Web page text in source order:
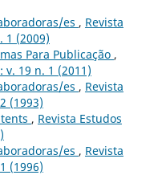
es , Revista
1 (2009)
Para Publicação ,
v. 19 n. 1 (2011)
es , Revista
(1993)
, Revista Estudos
es , Revista
(1996)